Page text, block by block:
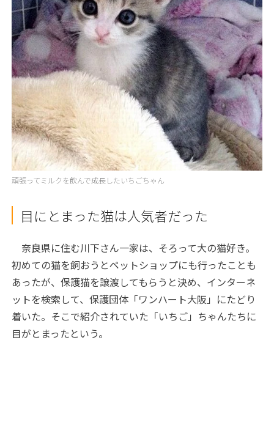
頑張ってミルクを飲んで成長したいちごちゃん
目にとまった猫は人気者だった
奈良県に住む川下さん一家は、そろって大の猫好き。
初めての猫を飼おうとペットショップにも行ったことも
あったが、保護猫を譲渡してもらうと決め、インターネ
ットを検索して、保護団体「ワンハート大阪」にたどり
着いた。そこで紹介されていた「いちご」ちゃんたちに
目がとまったという。